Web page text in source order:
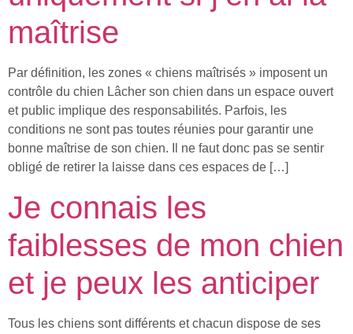
maîtrise
Par définition, les zones « chiens maîtrisés » imposent un
contrôle du chien Lâcher son chien dans un espace ouvert
et public implique des responsabilités. Parfois, les
conditions ne sont pas toutes réunies pour garantir une
bonne maîtrise de son chien. Il ne faut donc pas se sentir
obligé de retirer la laisse dans ces espaces de […]
Je connais les
faiblesses de mon chien
et je peux les anticiper
Tous les chiens sont différents et chacun dispose de ses